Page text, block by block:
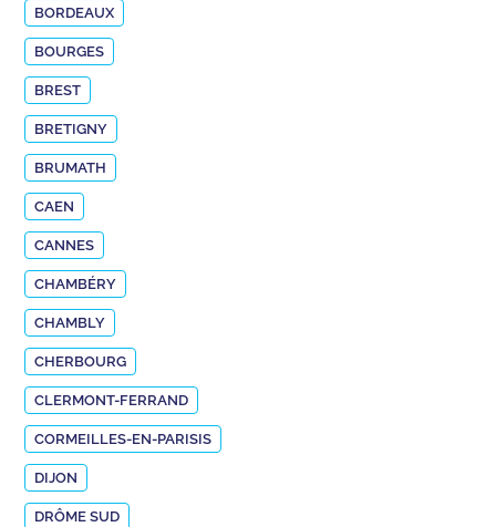
BORDEAUX
BOURGES
BREST
BRETIGNY
BRUMATH
CAEN
CANNES
CHAMBÉRY
CHAMBLY
CHERBOURG
CLERMONT-FERRAND
CORMEILLES-EN-PARISIS
DIJON
DRÔME SUD